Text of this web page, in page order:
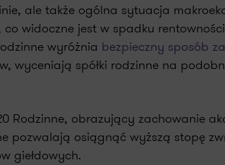
ale także ogólna sytuacja
widoczne jest w spadku
wyróżnia bezpieczny sposób
wyceniają spółki rodzinne na
obrazujący zachowanie
pozwalają osiągnąć wyższą stopę
giełdowych.